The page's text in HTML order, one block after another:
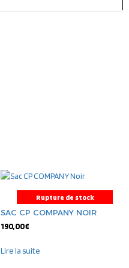
Rupture de stock
SAC CP COMPANY NOIR
190,00€
Lire la suite